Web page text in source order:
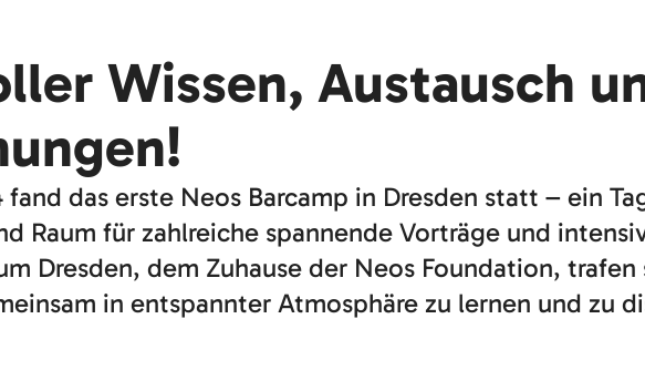
Wissen, Austausch
fand das erste Neos Barcamp in Dresden statt – ein
Raum für zahlreiche spannende Vorträge und
Dresden, dem Zuhause der Neos Foundation,
in entspannter Atmosphäre zu lernen und zu